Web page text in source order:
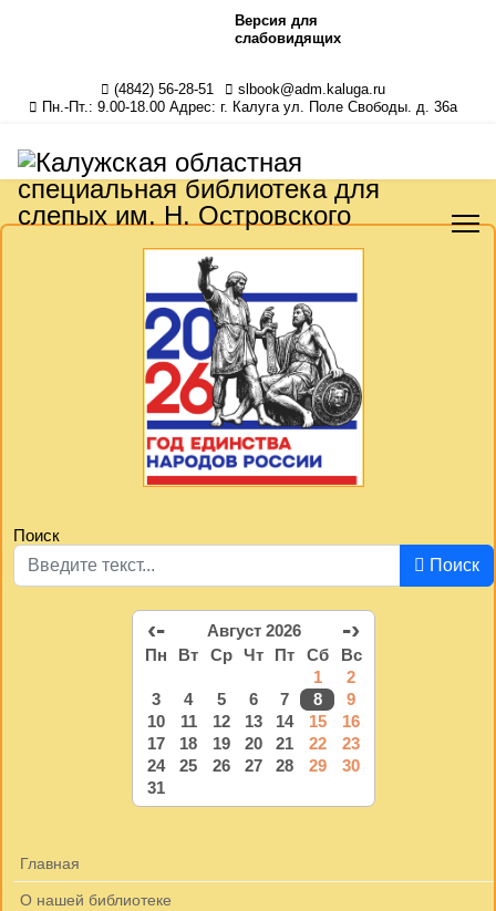
Версия для
слабовидящих
(4842) 56-28-51
slbook@adm.kaluga.ru
Пн.-Пт.: 9.00-18.00 Адрес: г. Калуга ул. Поле Свободы. д. 36а
Поиск
Поиск
‹- Август 2026 -›
Пн Вт Ср Чт Пт Сб
Вс
1
2
3
4 5 6 7 8
9
10
11 12 13 14 15
16
17
18 19 20 21 22
23
24
25 26 27 28 29
30
31
Главная
О нашей библиотеке